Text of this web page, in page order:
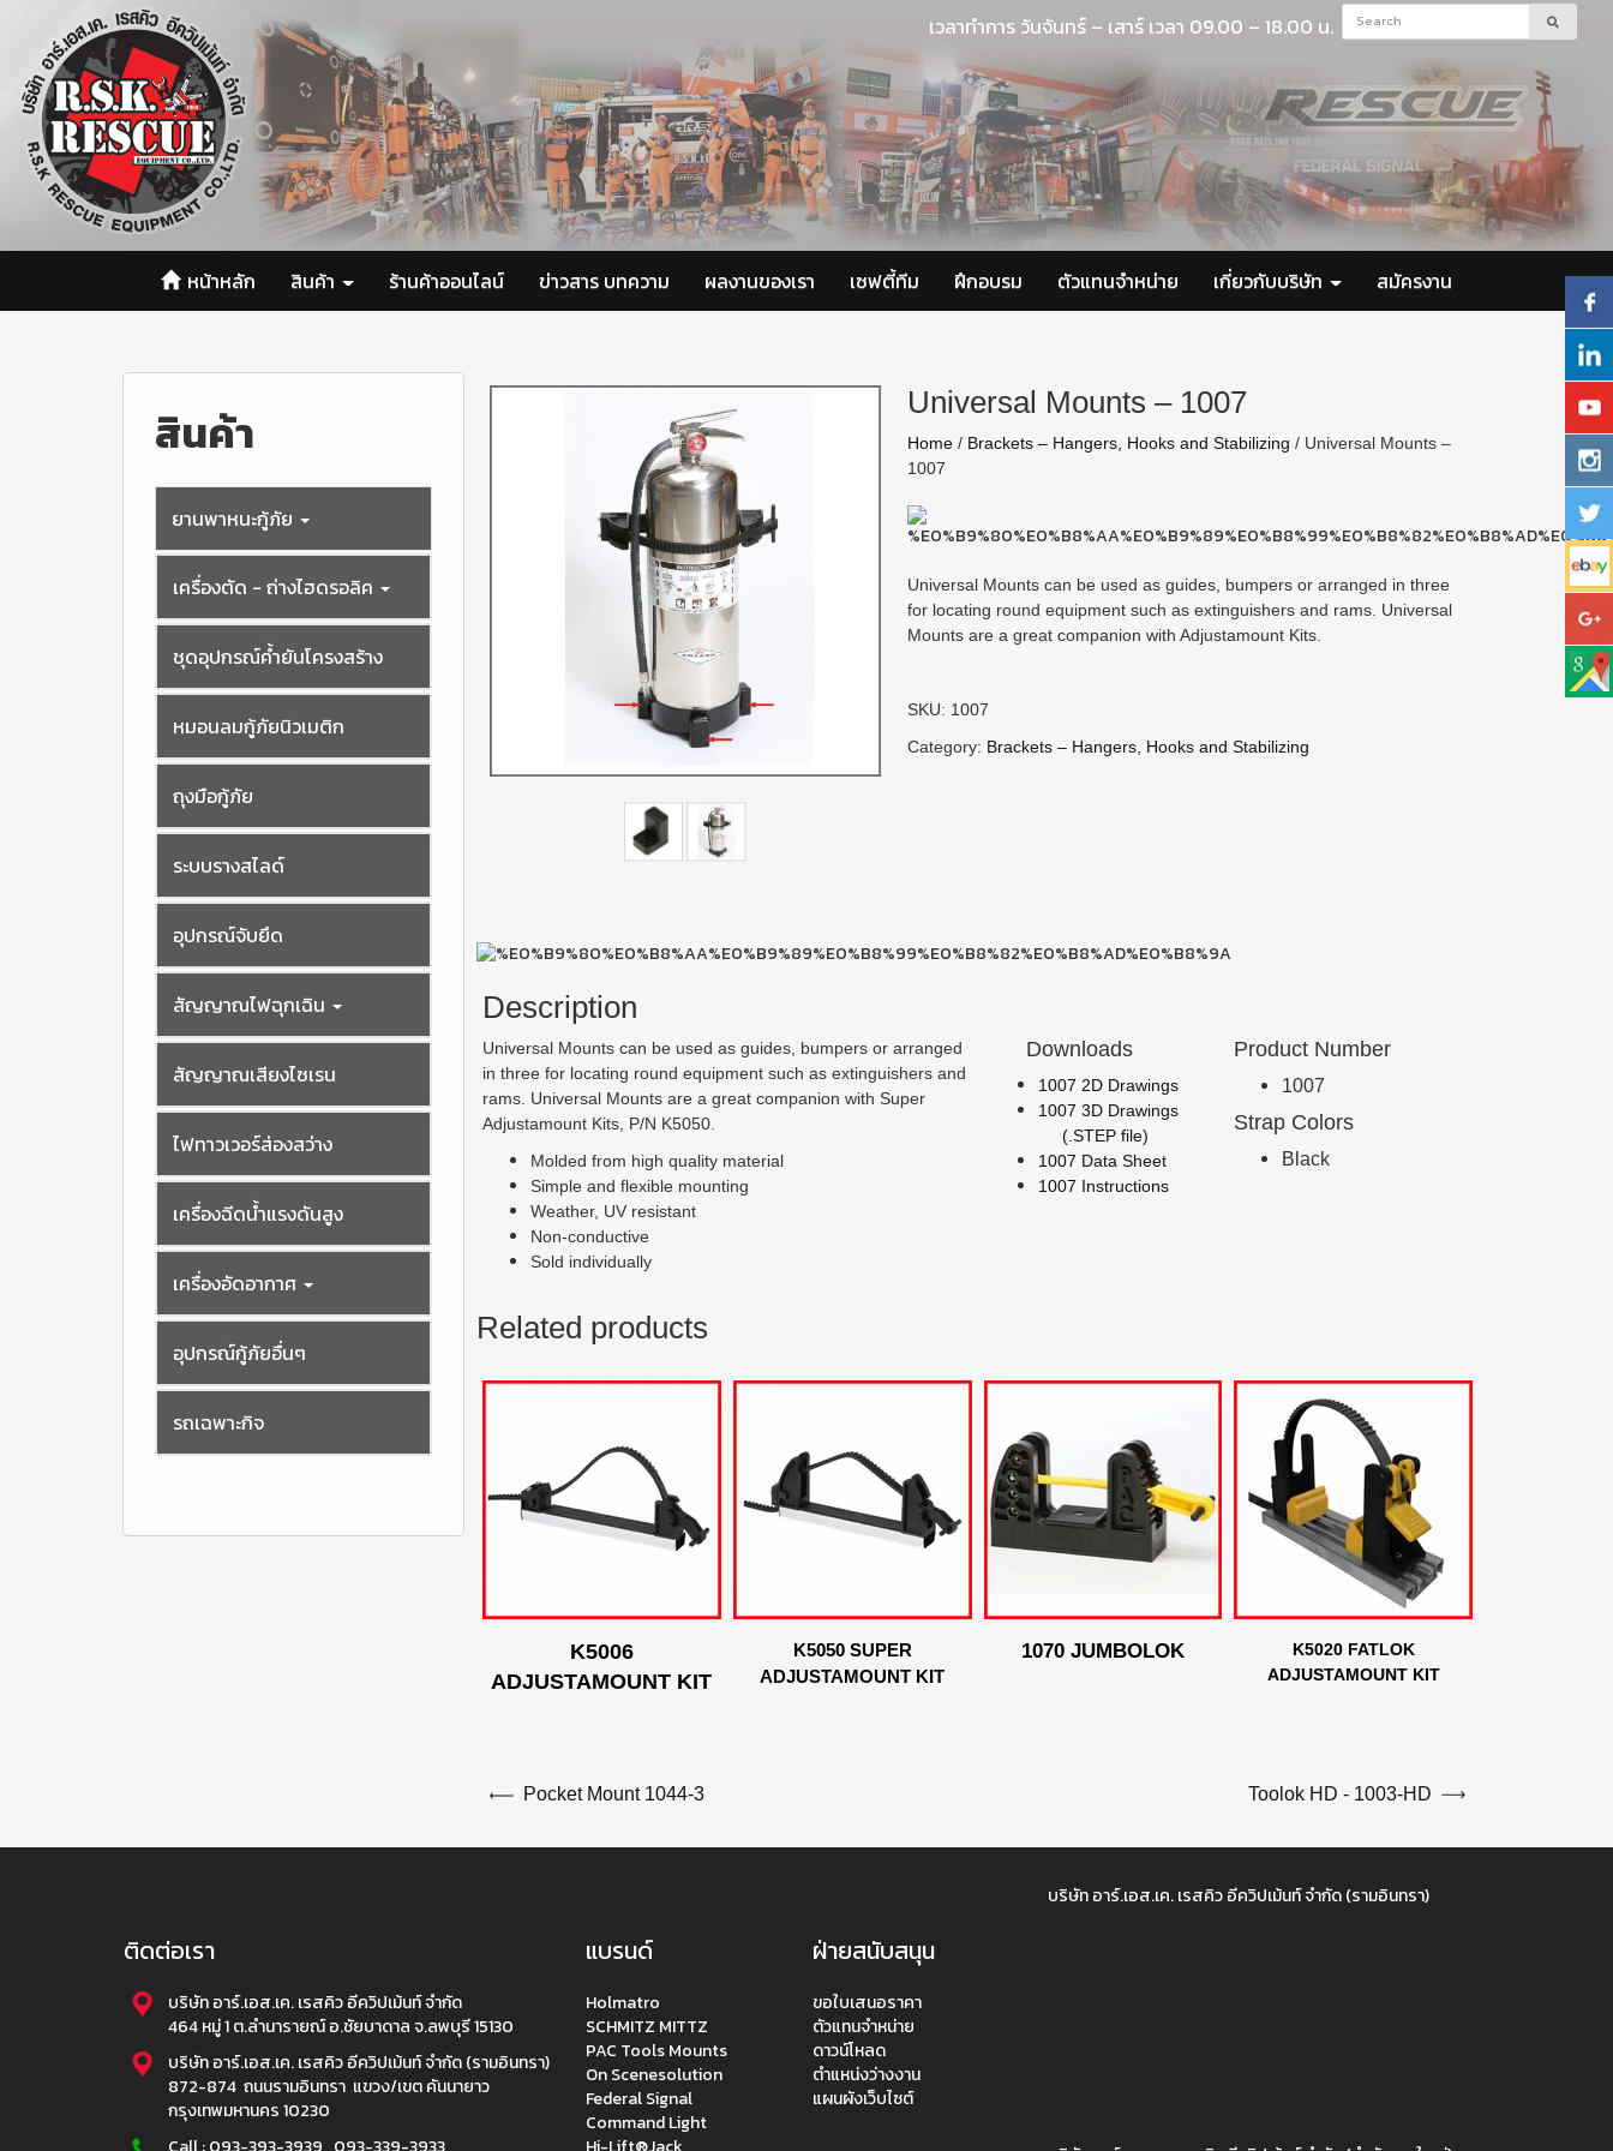
หน้าหลัก สินค้า ร้านค้าออนไลน์ ข่าวสาร บทความ ผลงานของเรา เซฟตี้ทีม ฝึกอบรม ตัวแทนจำหน่าย เกี่ยวกับบริษัท สมัครงาน
เวลาทำการ วันจันทร์ – เสาร์ เวลา 09.00 – 18.00 น.
สินค้า
ยานพาหนะกู้ภัย
เครื่องตัด - ถ่างไฮดรอลิค
ชุดอุปกรณ์ค้ำยันโครงสร้าง
หมอนลมกู้ภัยนิวเมติก
ถุงมือกู้ภัย
ระบบรางสไลด์
อุปกรณ์จับยึด
สัญญาณไฟฉุกเฉิน
สัญญาณเสียงไซเรน
ไฟทาวเวอร์ส่องสว่าง
เครื่องฉีดน้ำแรงดันสูง
เครื่องอัดอากาศ
อุปกรณ์กู้ภัยอื่นๆ
รถเฉพาะกิจ
Universal Mounts – 1007
Home /Brackets – Hangers, Hooks and Stabilizing / Universal Mounts –
1007
Universal Mounts can be used as guides, bumpers or arranged in three
for locating round equipment such as extinguishers and rams. Universal
Mounts are a great companion with Adjustamount Kits.
SKU: 1007
Category: Brackets – Hangers, Hooks and Stabilizing
Description
Universal Mounts can be used as guides, bumpers or arranged
in three for locating round equipment such as extinguishers and
rams. Universal Mounts are a great companion with Super
Adjustamount Kits, P/N K5050.
Molded from high quality material
Simple and flexible mounting
Weather, UV resistant
Non-conductive
Sold individually
Downloads
1007 2D Drawings
1007 3D Drawings
(.STEP file)
1007 Data Sheet
1007 Instructions
Product Number
1007
Strap Colors
Black
Related products
K5006
ADJUSTAMOUNT KIT
K5050 SUPER
ADJUSTAMOUNT KIT
1070 JUMBOLOK
K5020 FATLOK
ADJUSTAMOUNT KIT
Pocket Mount 1044-3 Toolok HD - 1003-HD
ติดต่อเรา
บริษัท อาร์.เอส.เค. เรสคิว อีควิปเม้นท์ จำกัด
464 หมู่ 1 ต.ลำนารายณ์ อ.ชัยบาดาล จ.ลพบุรี 15130
บริษัท อาร์.เอส.เค. เรสคิว อีควิปเม้นท์ จำกัด (รามอินทรา)
872-874 ถนนรามอินทรา แขวง/เขต คันนายาว
กรุงเทพมหานคร 10230
แบรนด์
Holmatro
SCHMITZ MITTZ
PAC Tools Mounts
On Scenesolution
Federal Signal
Command Light
ฝ่ายสนับสนุน
ขอใบเสนอราคา
ตัวแทนจำหน่าย
ดาวน์โหลด
ตำแหน่งว่างงาน
แผนผังเว็บไซต์
บริษัท อาร์.เอส.เค. เรสคิว อีควิปเม้นท์ จำกัด (รามอินทรา)